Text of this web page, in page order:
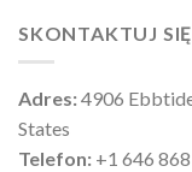
SKONTAKTUJ
Adres:4906
States
Telefon: +1 646